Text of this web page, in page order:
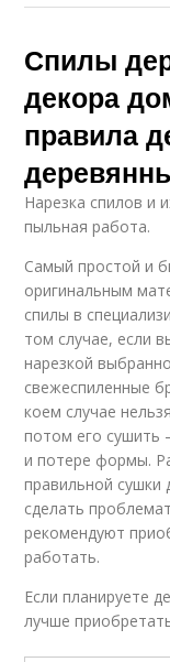
Спилы
декора
правила
Нарезка спилов и
пыльная работа.
Самый простой и
оригинальным
спилы в
том случае, если
нарезкой
свежеспиленные
коем случае
потом его сушить
и потере формы.
правильной сушки
сделать
рекомендуют
работать.
Если планируете
лучше